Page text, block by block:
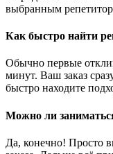
выбранным
Как быстро найти
Обычно первые
минут. Ваш заказ
быстро находите
Можно ли
Да, конечно! Просто